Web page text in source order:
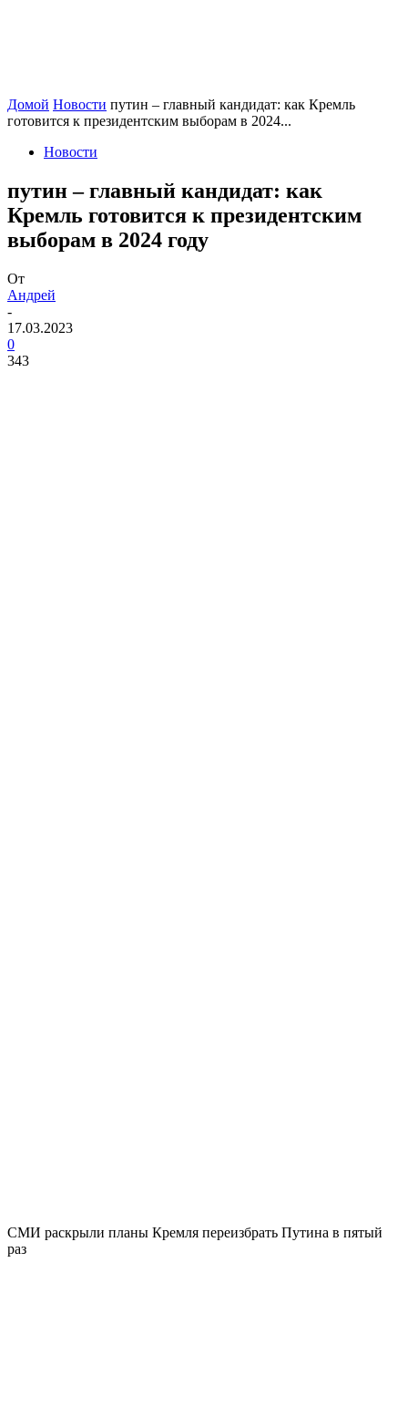
Домой Новости путин – главный кандидат: как Кремль
готовится к президентским выборам в 2024...
Новости
путин – главный кандидат: как
Кремль готовится к президентским
выборам в 2024 году
От
Андрей
-
17.03.2023
0
343
СМИ раскрыли планы Кремля переизбрать Путина в пятый
раз